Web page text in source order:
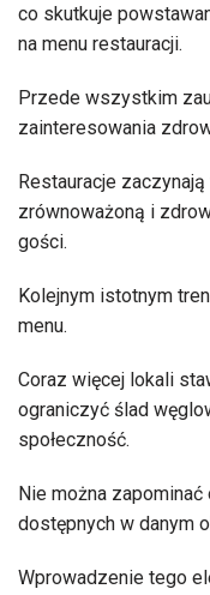
co skutkuje
na menu restauracji.
Przede wszystkim
zainteresowania
Restauracje
zrównoważoną i
gości.
Kolejnym istotnym
menu.
Coraz więcej lokali
ograniczyć ślad
społeczność.
Nie można
dostępnych w danym
Wprowadzenie tego